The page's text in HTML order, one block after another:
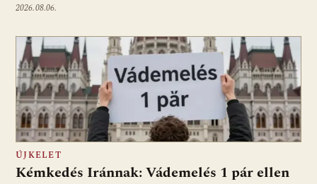
2026.08.06.
ÚJKELET
Kémkedés Iránnak: Vádemelés 1 pár ellen